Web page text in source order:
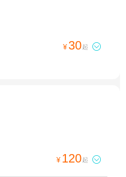
¥30起 
¥ 120起 